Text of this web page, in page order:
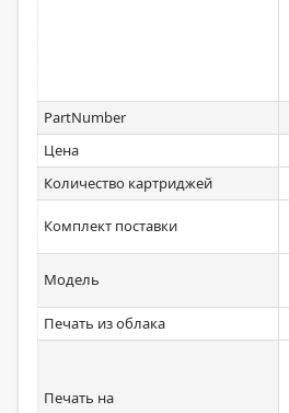
PartNumber
Цена
Количество картриджей
Комплект поставки
Модель
Печать из облака
Печать на